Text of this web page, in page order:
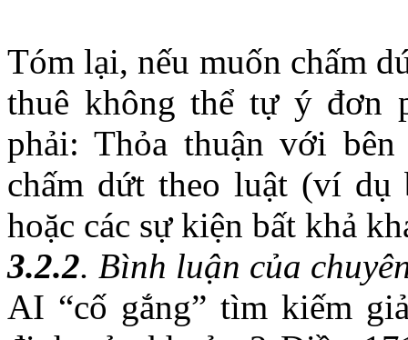
Tóm lại, nếu muốn chấm
thuê không thể tự ý đơn
phải: Thỏa thuận với
chấm dứt theo luật (ví dụ
hoặc các sự kiện bất khả
3.2.2. Bình luận của
AI “cố gắng” tìm kiếm